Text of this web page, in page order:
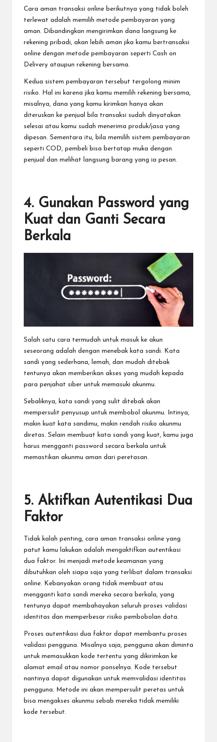
Cara aman transaksi online berikutnya yang tidak boleh
terlewat adalah memilih metode pembayaran yang
aman. Dibandingkan mengirimkan dana langsung ke
rekening pribadi, akan lebih aman jika kamu bertransaksi
online dengan metode pembayaran seperti Cash on
Delivery ataupun rekening bersama.
Kedua sistem pembayaran tersebut tergolong minim
risiko. Hal ini karena jika kamu memilih rekening bersama,
misalnya, dana yang kamu kirimkan hanya akan
diteruskan ke penjual bila transaksi sudah dinyatakan
selesai atau kamu sudah menerima produk/jasa yang
dipesan. Sementara itu, bila memilih sistem pembayaran
seperti COD, pembeli bisa bertatap muka dengan
penjual dan melihat langsung barang yang ia pesan.
4. Gunakan Password yang
Kuat dan Ganti Secara
Berkala
Salah satu cara termudah untuk masuk ke akun
seseorang adalah dengan menebak kata sandi. Kata
sandi yang sederhana, lemah, dan mudah ditebak
tentunya akan memberikan akses yang mudah kepada
para penjahat siber untuk memasuki akunmu.
Sebaliknya, kata sandi yang sulit ditebak akan
mempersulit penyusup untuk membobol akunmu. Intinya,
makin kuat kata sandimu, makin rendah risiko akunmu
diretas. Selain membuat kata sandi yang kuat, kamu juga
harus mengganti password secara berkala untuk
memastikan akunmu aman dari peretasan.
5. Aktifkan Autentikasi Dua
Faktor
Tidak kalah penting, cara aman transaksi online yang
patut kamu lakukan adalah mengaktifkan autentikasi
dua faktor. Ini menjadi metode keamanan yang
dibutuhkan oleh siapa saja yang terlibat dalam transaksi
online. Kebanyakan orang tidak membuat atau
mengganti kata sandi mereka secara berkala, yang
tentunya dapat membahayakan seluruh proses validasi
identitas dan memperbesar risiko pembobolan data.
Proses autentikasi dua faktor dapat membantu proses
validasi pengguna. Misalnya saja, pengguna akan diminta
untuk memasukkan kode tertentu yang dikirimkan ke
alamat email atau nomor ponselnya. Kode tersebut
nantinya dapat digunakan untuk memvalidasi identitas
pengguna. Metode ini akan mempersulit peretas untuk
bisa mengakses akunmu sebab mereka tidak memiliki
kode tersebut.